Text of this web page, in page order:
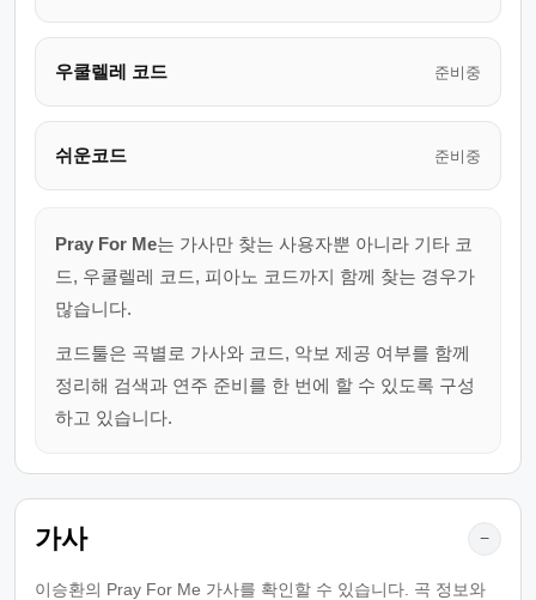
우쿨렐레 코드 준비중
쉬운코드 준비중
Pray For Me는 가사만 찾는 사용자뿐 아니라 기타 코
드, 우쿨렐레 코드, 피아노 코드까지 함께 찾는 경우가
많습니다.
코드툴은 곡별로 가사와 코드, 악보 제공 여부를 함께
정리해 검색과 연주 준비를 한 번에 할 수 있도록 구성
하고 있습니다.
가사 −
이승환의 Pray For Me 가사를 확인할 수 있습니다. 곡 정보와